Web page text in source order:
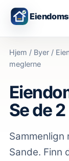
Hjem / Byer /
meglerne
Se de
Sammenlign
Sande. Finn